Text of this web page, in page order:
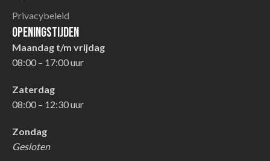
Privacybeleid
Openingstijden
Maandag t/m vrijdag
08:00 – 17:00 uur
Zaterdag
08:00 – 12:30 uur
Zondag
Gesloten